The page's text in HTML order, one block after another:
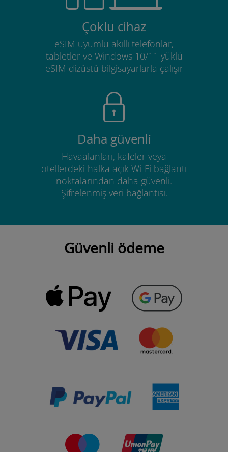
Çoklu cihaz
eSIM uyumlu akıllı telefonlar,
tabletler ve Windows 10/11 yüklü
eSIM dizüstü bilgisayarlarla çalışır
Daha güvenli
Havaalanları, kafeler veya
otellerdeki halka açık Wi-Fi bağlantı
noktalarından daha güvenli.
Şifrelenmiş veri bağlantısı.
Güvenli ödeme